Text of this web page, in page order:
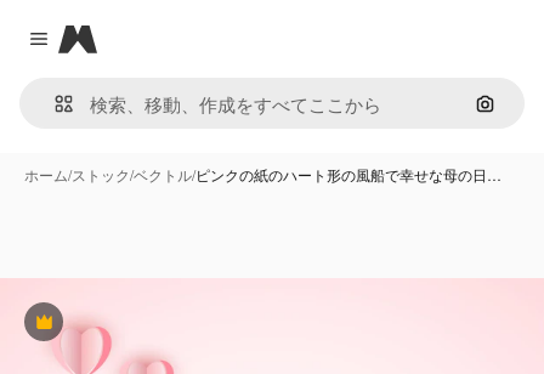
Close menu
Magnific
画像で
ホーム/ストック/ベクトル/ピンクの紙のハート形の風船で幸せな母の日…
Premium